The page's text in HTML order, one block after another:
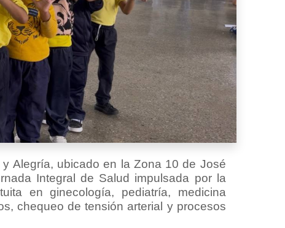
Alegría, ubicado en la Zona 10 de José
Integral de Salud impulsada por la
en ginecología, pediatría, medicina
chequeo de tensión arterial y procesos